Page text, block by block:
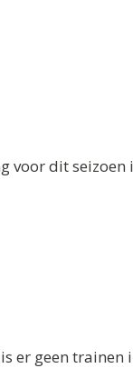
voor dit
er geen